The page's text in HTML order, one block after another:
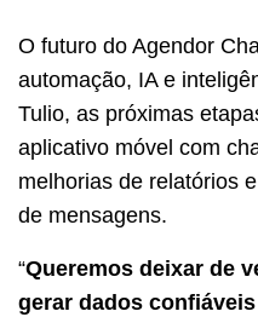
O futuro do Agendor
automação, IA e
Tulio, as próximas
aplicativo móvel com
melhorias de relatórios
de mensagens.
“Queremos deixar de
gerar dados